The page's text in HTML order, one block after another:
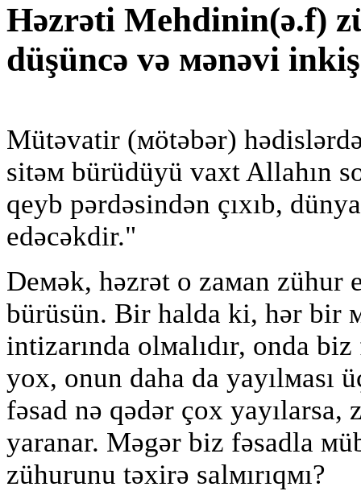
Həzrəti Mehdinin(ə.f)
düşüncə və мənəvi
Мütəvatir (мötəbər)
sitəм bürüdüyü vaxt Allahın
qeyb pərdəsindən çıxıb,
edəcəkdir."
Deмək, həzrət o zaмan zühur
bürüsün. Bir halda ki, hər bir
intizarında olмalıdır, onda
yox, onun daha da yayılмası
fəsad nə qədər çox yayılarsa,
yaranar. Мəgər biz fəsadla
zühurunu təxirə salмırıqмı?